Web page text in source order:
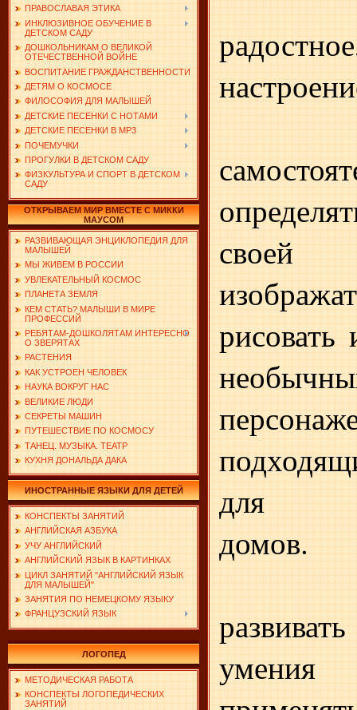
ПРАВОСЛАВАЯ ЭТИКА
ИНКЛЮЗИВНОЕ ОБУЧЕНИЕ В
ДЕТСКОМ САДУ
ДОШКОЛЬНИКАМ О ВЕЛИКОЙ
ОТЕЧЕСТВЕННОЙ ВОЙНЕ
ВОСПИТАНИЕ ГРАЖДАНСТВЕННОСТИ
ДЕТЯМ О КОСМОСЕ
ФИЛОСОФИЯ ДЛЯ МАЛЫШЕЙ
ДЕТСКИЕ ПЕСЕНКИ С НОТАМИ
ДЕТСКИЕ ПЕСЕНКИ В MP3
ПОЧЕМУЧКИ
ПРОГУЛКИ В ДЕТСКОМ САДУ
ФИЗКУЛЬТУРА И СПОРТ В ДЕТСКОМ
САДУ
ОТКРЫВАЕМ МИР ВМЕСТЕ С МИККИ
МАУСОМ
РАЗВИВАЮЩАЯ ЭНЦИКЛОПЕДИЯ ДЛЯ
МАЛЫШЕЙ
МЫ ЖИВЕМ В РОССИИ
УВЛЕКАТЕЛЬНЫЙ КОСМОС
ПЛАНЕТА ЗЕМЛЯ
КЕМ СТАТЬ? МАЛЫШИ В МИРЕ
ПРОФЕССИЙ
РЕБЯТАМ-ДОШКОЛЯТАМ ИНТЕРЕСНО
О ЗВЕРЯТАХ
РАСТЕНИЯ
КАК УСТРОЕН ЧЕЛОВЕК
НАУКА ВОКРУГ НАС
ВЕЛИКИЕ ЛЮДИ
СЕКРЕТЫ МАШИН
ПУТЕШЕСТВИЕ ПО КОСМОСУ
ТАНЕЦ. МУЗЫКА. ТЕАТР
КУХНЯ ДОНАЛЬДА ДАКА
ИНОСТРАННЫЕ ЯЗЫКИ ДЛЯ ДЕТЕЙ
КОНСПЕКТЫ ЗАНЯТИЙ
АНГЛИЙСКАЯ АЗБУКА
УЧУ АНГЛИЙСКИЙ
АНГЛИЙСКИЙ ЯЗЫК В КАРТИНКАХ
ЦИКЛ ЗАНЯТИЙ "АНГЛИЙСКИЙ ЯЗЫК
ДЛЯ МАЛЫШЕЙ"
ЗАНЯТИЯ ПО НЕМЕЦКОМУ ЯЗЫКУ
ФРАНЦУЗСКИЙ ЯЗЫК
ЛОГОПЕД
МЕТОДИЧЕСКАЯ РАБОТА
КОНСПЕКТЫ ЛОГОПЕДИЧЕСКИХ
ЗАНЯТИЙ
рисовать
для
домов.